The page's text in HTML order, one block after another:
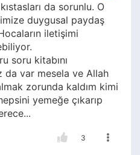
da sorunlu. O
duygusal paydaş
iletişimi
soru kitabını
da var mesela ve Allah
zorunda kaldım kimi
yemeğe çıkarıp
3